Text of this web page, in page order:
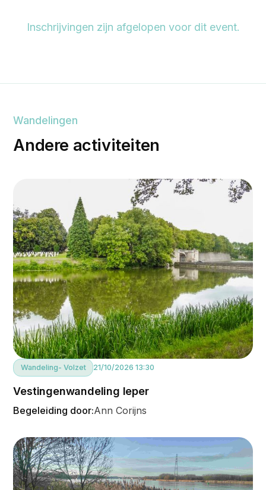
Inschrijvingen zijn afgelopen voor dit event.
Wandelingen
Andere activiteiten
Wandeling- Volzet 21/10/2026 13:30
Vestingenwandeling Ieper
Begeleiding door:Ann Corijns